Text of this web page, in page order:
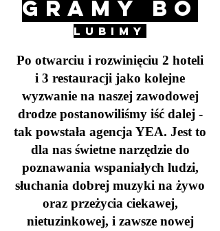
GRAMY BO
LUBIMY
Po otwarciu i rozwinięciu 2 hoteli
i 3 restauracji jako kolejne
wyzwanie na naszej zawodowej
drodze postanowiliśmy iść dalej -
tak powstała agencja YEA. Jest to
dla nas świetne narzędzie do
poznawania wspaniałych ludzi,
słuchania dobrej muzyki na żywo
oraz przeżycia ciekawej,
nietuzinkowej, i zawsze nowej